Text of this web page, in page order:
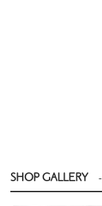
SHOP GALLERY